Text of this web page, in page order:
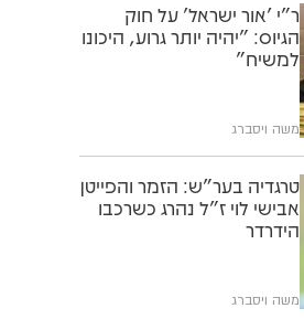
ר"י 'אור ישראל' על חוק
הגיוס: "יהיה יותר גרוע, היכונו
למשיח"
משה ויסברג
טרגדיה בער"ש: הזמר והפייטן
אבישי לוי ז"ל נהרג כשרכבו
הידרדר
משה ויסברג